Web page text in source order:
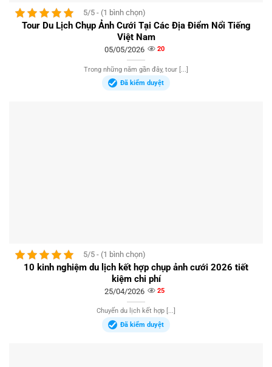
5/5 - (1 bình chọn)
Tour Du Lịch Chụp Ảnh Cưới Tại Các Địa Điểm Nổi Tiếng
Việt Nam
05/05/2026 20
Trong những năm gần đây, tour [...]
Đã kiểm duyệt
5/5 - (1 bình chọn)
10 kinh nghiệm du lịch kết hợp chụp ảnh cưới 2026 tiết
kiệm chi phí
25/04/2026 25
Chuyến du lịch kết hợp [...]
Đã kiểm duyệt